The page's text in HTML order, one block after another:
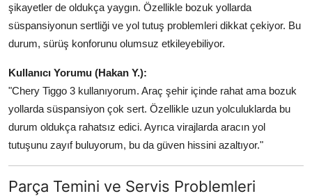
şikayetler de oldukça yaygın. Özellikle bozuk yollarda
süspansiyonun sertliği ve yol tutuş problemleri dikkat çekiyor. Bu
durum, sürüş konforunu olumsuz etkileyebiliyor.
Kullanıcı Yorumu (Hakan Y.):
"Chery Tiggo 3 kullanıyorum. Araç şehir içinde rahat ama bozuk
yollarda süspansiyon çok sert. Özellikle uzun yolculuklarda bu
durum oldukça rahatsız edici. Ayrıca virajlarda aracın yol
tutuşunu zayıf buluyorum, bu da güven hissini azaltıyor."
Parça Temini ve Servis Problemleri